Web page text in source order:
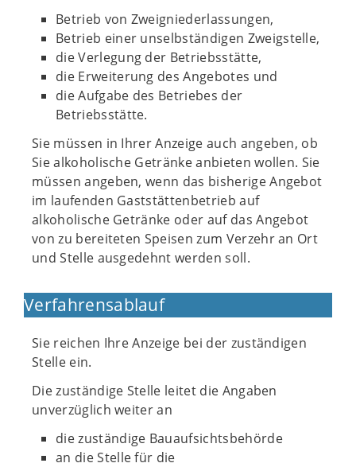
Betrieb von Zweigniederlassungen,
Betrieb einer unselbständigen Zweigstelle,
die Verlegung der Betriebsstätte,
die Erweiterung des Angebotes und
die Aufgabe des Betriebes der
Betriebsstätte.
Sie müssen in Ihrer Anzeige auch angeben, ob
Sie alkoholische Getränke anbieten wollen. Sie
müssen angeben, wenn das bisherige Angebot
im laufenden Gaststättenbetrieb auf
alkoholische Getränke oder auf das Angebot
von zu bereiteten Speisen zum Verzehr an Ort
und Stelle ausgedehnt werden soll.
Verfahrensablauf
Sie reichen Ihre Anzeige bei der zuständigen
Stelle ein.
Die zuständige Stelle leitet die Angaben
unverzüglich weiter an
die zuständige Bauaufsichtsbehörde
an die Stelle für die